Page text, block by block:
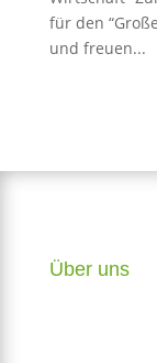
für den
und freuen...
Über uns